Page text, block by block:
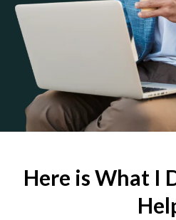
Here is What I